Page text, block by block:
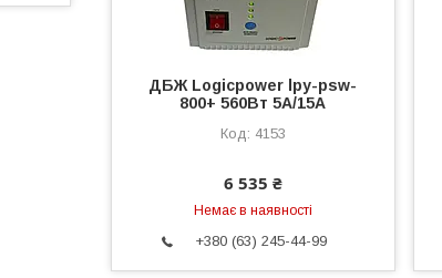
ДБЖ Logicpower lpy-psw-
800+ 560Вт 5A/15A
4153
6 535 ₴
Немає в наявності
+380 (63) 245-44-99